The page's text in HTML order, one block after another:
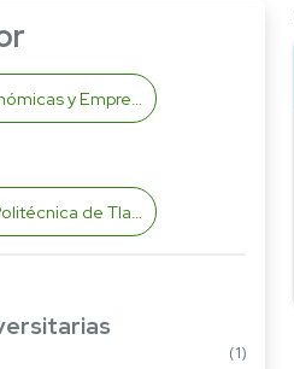
y Empresariales
de Tlaxcala
(1)